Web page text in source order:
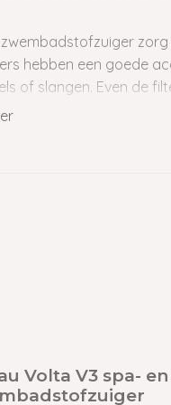
garages
met berging
zwembadstofzuiger
hebben een goede
of slangen. Even de
kun je weer
Volta V3 spa- en